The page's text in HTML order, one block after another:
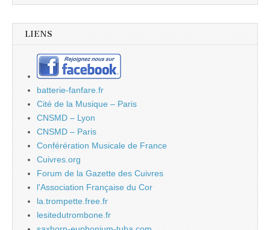
LIENS
batterie-fanfare.fr
Cité de la Musique – Paris
CNSMD – Lyon
CNSMD – Paris
Conférération Musicale de France
Cuivres.org
Forum de la Gazette des Cuivres
l'Association Française du Cor
la.trompette.free.fr
lesitedutrombone.fr